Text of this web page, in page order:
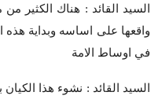
السيد القائد : هناك الكثير
واقعها على اساسه وبداية هذه
في اوساط الامة
السيد القائد : نشوء هذا